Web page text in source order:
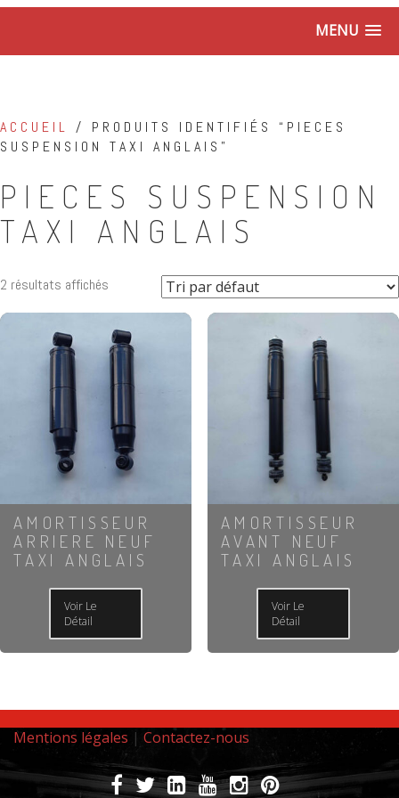
MENU
ACCUEIL / PRODUITS IDENTIFIÉS “PIECES
SUSPENSION TAXI ANGLAIS”
PIECES SUSPENSION
TAXI ANGLAIS
2 résultats affichés
AMORTISSEUR
ARRIERE NEUF
TAXI ANGLAIS
Voir Le
Détail
AMORTISSEUR
AVANT NEUF
TAXI ANGLAIS
Voir Le
Détail
Mentions légales | Contactez-nous